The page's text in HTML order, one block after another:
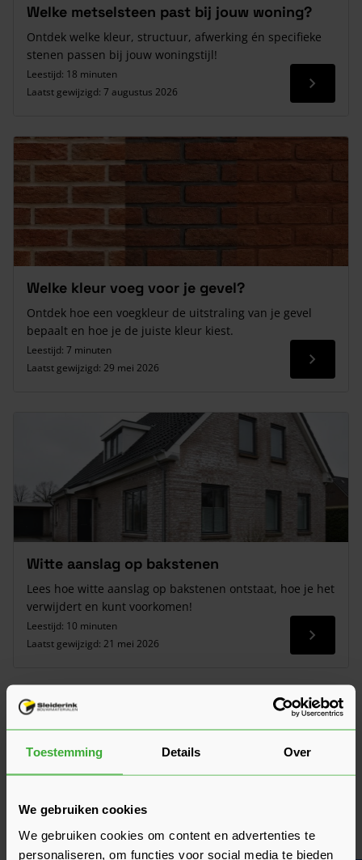
Toestemming Details Over
We gebruiken cookies
We gebruiken cookies om content en advertenties te
personaliseren, om functies voor social media te bieden
Welke metselsteen past bij jouw woning?
Ontdek welke kleur, structuur, afwerking én specifieke
stenen passen bij jouw woningstijl!
Leestijd: 18 minuten
Laatst gewijzigd: 7 augustus 2026 Lees
Welke kleur voeg voor je gevel?
Ontdek hoe een voegkleur de uitstraling van je gevel
bepaalt en hoe je de juiste kleur kiest.
Leestijd: 7 minuten
Laatst gewijzigd: 29 mei 2026 Lees
Witte aanslag op bakstenen
Lees hoe witte aanslag op bakstenen ontstaat, hoe je het
verwijdert en kunt voorkomen!
Leestijd: 10 minuten
Laatst gewijzigd: 21 mei 2026 Lees
Soorten bakstenen: welke past bij jouw